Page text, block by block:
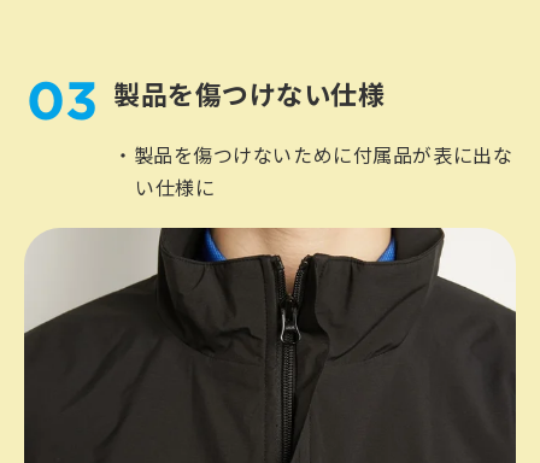
03 製品を傷つけない仕様
製品を傷つけないために付属品が表に出な
い仕様に